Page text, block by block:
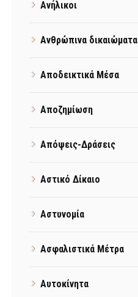
Ανήλικοι
Ανθρώπινα δικαιώματα
Αποδεικτικά Μέσα
Αποζημίωση
Απόψεις-Δράσεις
Αστικό Δίκαιο
Αστυνομία
Ασφαλιστικά Μέτρα
Αυτοκίνητα